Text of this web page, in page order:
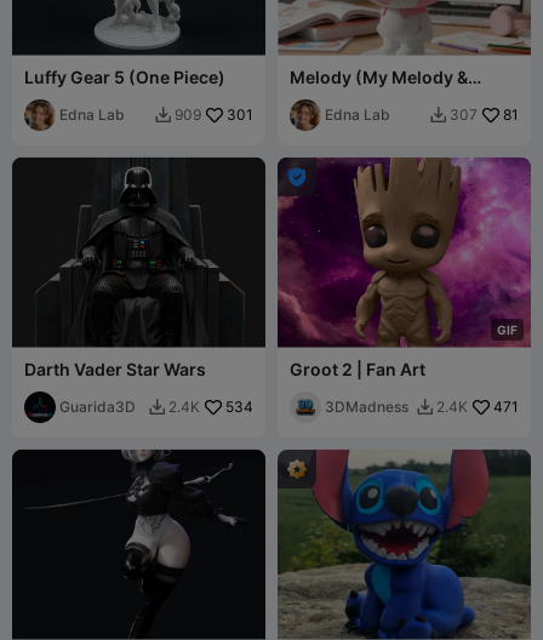
Luffy Gear 5 (One Piece)
Edna Lab  909 301
Melody (My Melody &
Kuromi)
Edna Lab  307 81
Darth Vader Star Wars
Guarida3D  2.4K 534
GIF

Groot 2 | Fan Art
3DMadness  2.4K 471